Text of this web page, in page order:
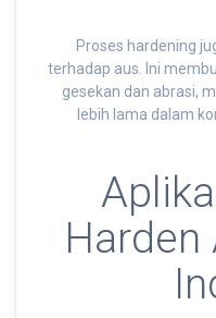
Proses hardening
terhadap aus. Ini
gesekan dan abrasi,
lebih lama dalam
Harden